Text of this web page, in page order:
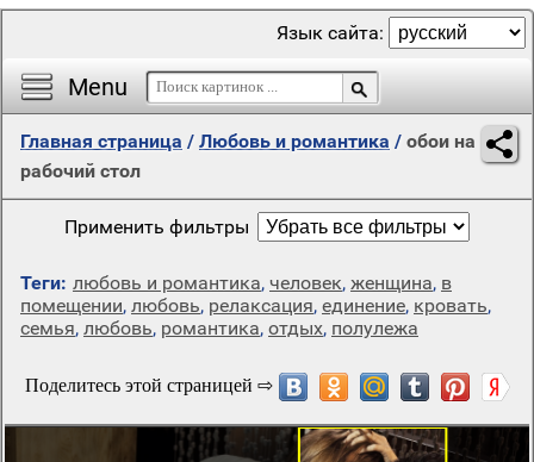
Menu
Язык сайта:
Главная страница / Любовь и романтика / обои на
рабочий стол
Применить фильтры
Теги: любовь и романтика, человек, женщина, в
помещении, любовь, релаксация, единение, кровать,
семья, любовь, романтика, отдых, полулежа